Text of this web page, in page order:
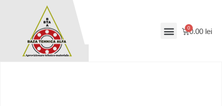
0.00 lei